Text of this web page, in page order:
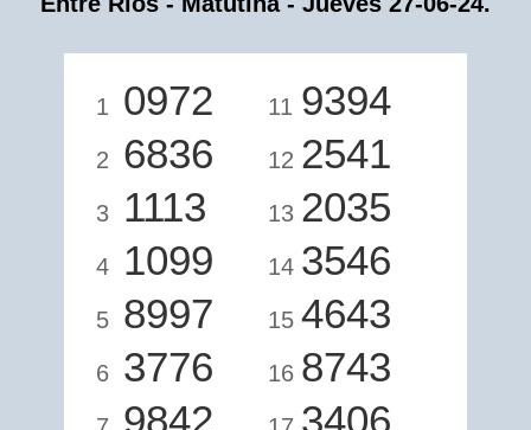
1 0972
2 6836
3 1113
4 1099
5 8997
6 3776
9842
11 9394
12 2541
13 2035
14 3546
15 4643
16 8743
3406